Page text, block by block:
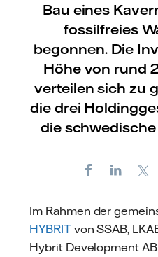
Bau eines
fossilfreies
begonnen. Die
Höhe von rund
verteilen sich zu
die drei
die
Facebook
Im Rahmen der
HYBRITvon SSAB,
Hybrit Development